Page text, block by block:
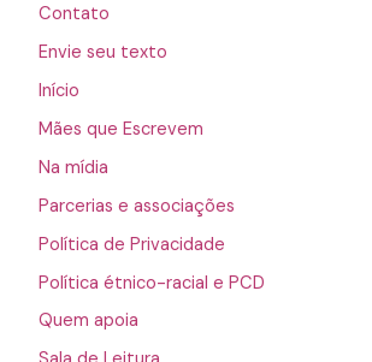
Contato
Envie seu texto
Início
Mães que Escrevem
Na mídia
Parcerias e associações
Política de Privacidade
Política étnico-racial e PCD
Quem apoia